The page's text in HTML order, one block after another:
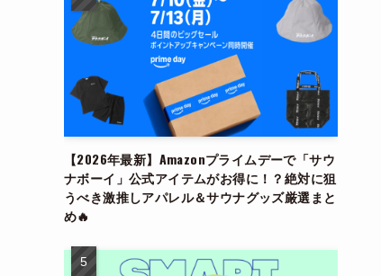
【2026年最新】Amazonプライムデーで「サウ
ナボーイ」公式アイテムがお得に！？絶対に狙
うべき激推しアパレル＆サウナグッズ厳選まと
め🔥